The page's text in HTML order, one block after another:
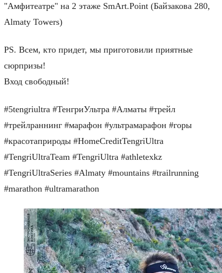
"Амфитеатре" на 2 этаже SmArt.Point (Байзакова 280,
Almaty Towers)
PS. Всем, кто придет, мы приготовили приятные
сюрпризы!
Вход свободный!
#5tengriultra #ТенгриУльтра #Алматы #трейл
#трейлраннинг #марафон #ультрамарафон #горы
#красотаприроды #HomeCreditTengriUltra
#TengriUltraTeam #TengriUltra #athletexkz
#TengriUltraSeries #Almaty #mountains #trailrunning
#marathon #ultramarathon